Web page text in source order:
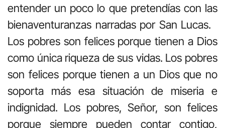
entender un poco lo que pretendías con las
bienaventuranzas narradas por San Lucas.
Los pobres son felices porque tienen a Dios
como única riqueza de sus vidas. Los pobres
son felices porque tienen a un Dios que no
soporta más esa situación de miseria e
indignidad. Los pobres, Señor, son felices
porque siempre pueden contar contigo,